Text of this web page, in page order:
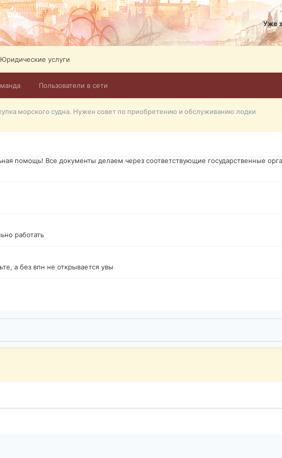
Уже
Пользователи в сети
Юридические услуги
морского судна. Нужен совет по приобретению и обслуживанию лодки
Абонемент на 4 тв всего 12,5 Евро в месяц! Легко настроить справится
+972-526-384-339
форума?т из э
помощь! Все документы делаем через соответствующие государственные
работать
а без впн не открывается увы